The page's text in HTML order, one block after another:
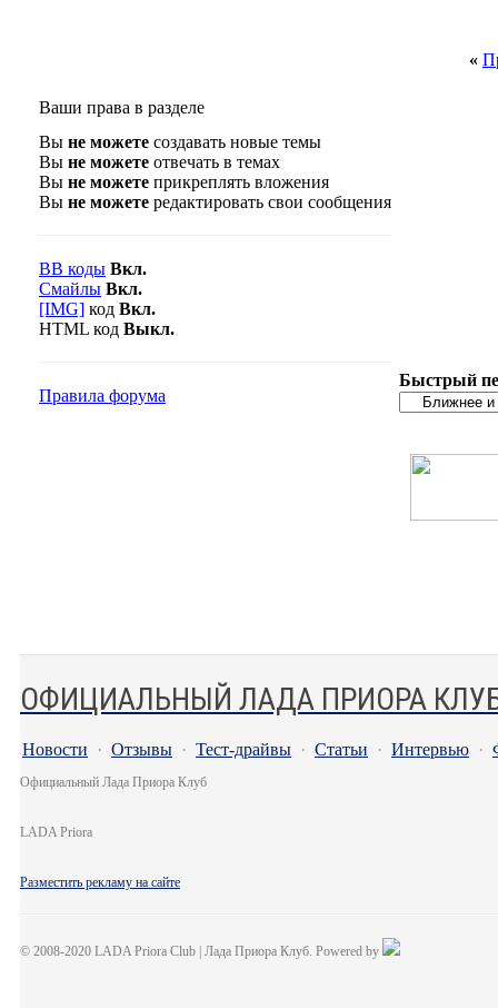
«
Ваши права в разделе
Вы не можете создавать новые темы
Вы не можете отвечать в темах
Вы не можете прикреплять вложения
Вы не можете редактировать свои сообщения
BB коды Вкл.
Смайлы Вкл.
[IMG] код Вкл.
HTML код Выкл.
Правила форума
Быстрый
ОФИЦИАЛЬНЫЙ ЛАДА ПРИОРА
Новости · Отзывы · Тест-драйвы · Статьи · Интервью ·
Официальный Лада Приора Клуб
LADA Priora
Разместить рекламу на сайте
© 2008-2020 LADA Priora Club | Лада Приора Клуб. Powered by